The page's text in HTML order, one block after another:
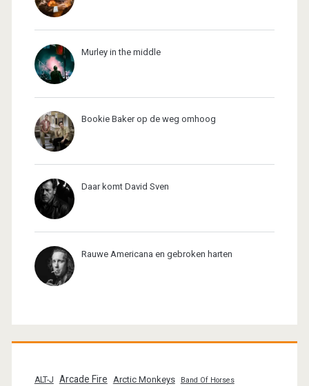
Murley in the middle
Bookie Baker op de weg omhoog
Daar komt David Sven
Rauwe Americana en gebroken harten
ALT-J Arcade Fire Arctic Monkeys Band Of Horses